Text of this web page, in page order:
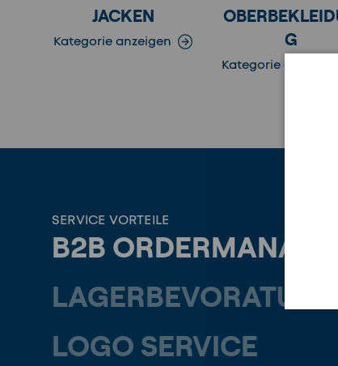
JACKEN
Kategorie anzeigen
G
Kategorie anzeigen
SERVICE VORTEILE
B2B
LAGERBEVORATUNG
LOGO SERVICE